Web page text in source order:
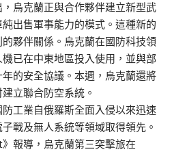
烏克蘭正與合作夥伴建立新型武
出售軍事能力的模式。這種新的
夥伴關係。烏克蘭在國防科技領
已在中東地區投入使用，並與部
的安全協議。本週，烏克蘭還將
立聯合防空系統。
工業自俄羅斯全面入侵以來迅速
戰及無人系統等領域取得領先。
報導，烏克蘭第三突擊旅在